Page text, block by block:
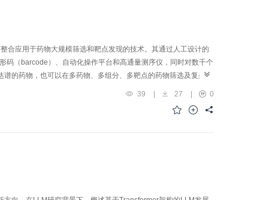
合应用于药物大规模筛选和靶点发现的技术。其通过人工设计的
码（barcode）、自动化操作平台和高通量测序仪，同时对数千个
的药物，也可以在多药物、多组分、多靶点的药物筛选及复杂机
成分的发现，其技术优势体现在高通量、自动化、低成本。近年
推动中医药的深入研究。该技术也为中药科学内涵的深入解析
39 27
0